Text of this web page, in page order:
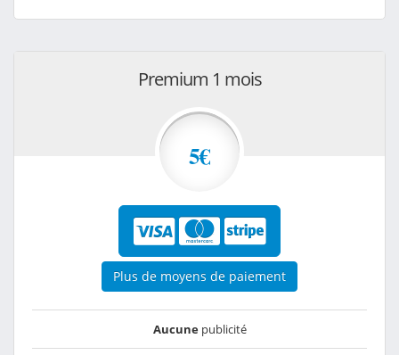
Premium 1 mois
5€
Plus de moyens de paiement
Aucunepublicité